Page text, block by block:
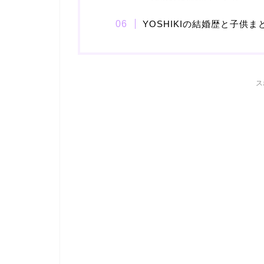
YOSHIKIの結婚歴と子供ま